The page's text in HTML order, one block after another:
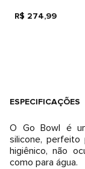
R$ 274,99
ESPECIFICAÇÕES
O Go Bowl é
silicone, perfeito
higiênico, não
como para água.